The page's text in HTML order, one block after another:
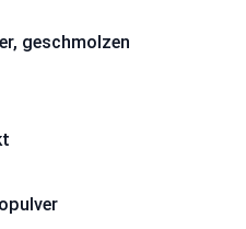
geschmolzen